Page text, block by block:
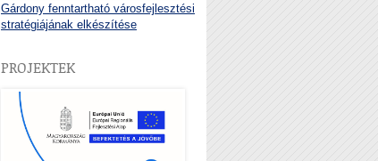
Gárdony fenntartható városfejlesztési
stratégiájának elkészítése
PROJEKTEK